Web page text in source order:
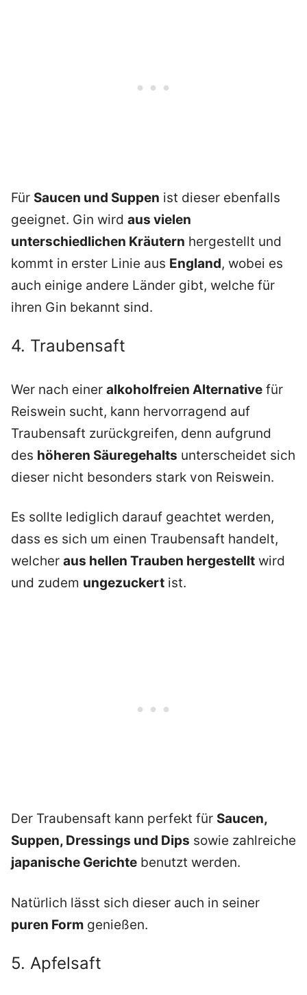
Für Saucen und Suppen ist dieser ebenfalls
geeignet. Gin wird aus vielen
unterschiedlichen Kräutern hergestellt und
kommt in erster Linie aus England, wobei es
auch einige andere Länder gibt, welche für
ihren Gin bekannt sind.
4. Traubensaft
Wer nach einer alkoholfreien Alternative für
Reiswein sucht, kann hervorragend auf
Traubensaft zurückgreifen, denn aufgrund
des höheren Säuregehalts unterscheidet sich
dieser nicht besonders stark von Reiswein.
Es sollte lediglich darauf geachtet werden,
dass es sich um einen Traubensaft handelt,
welcher aus hellen Trauben hergestellt wird
und zudem ungezuckert ist.
Der Traubensaft kann perfekt für Saucen,
Suppen, Dressings und Dips sowie zahlreiche
japanische Gerichte benutzt werden.
Natürlich lässt sich dieser auch in seiner
puren Form genießen.
5. Apfelsaft